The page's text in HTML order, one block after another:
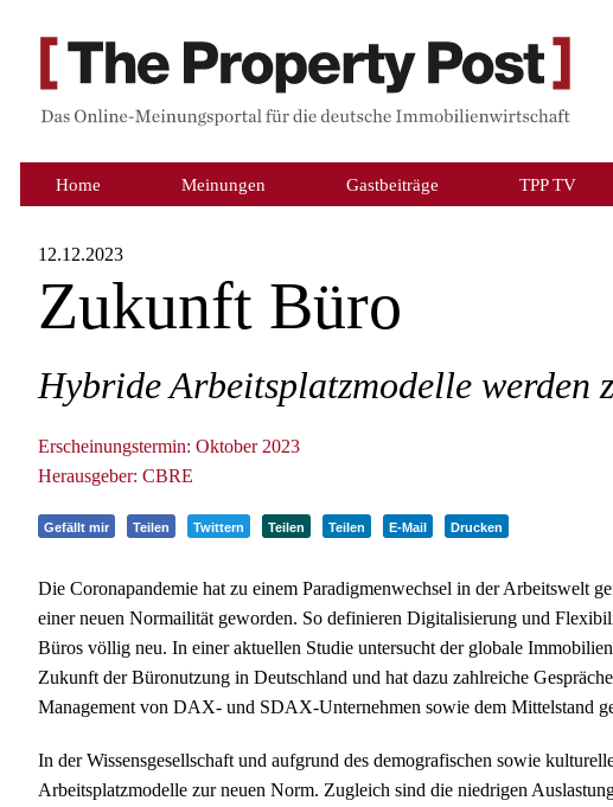
Home Meinungen Gastbeiträge TPP TV
12.12.2023
Zukunft Büro
Hybride Arbeitsplatzmodelle werden
Erscheinungstermin: Oktober 2023
Herausgeber: CBRE
Gefällt mir Teilen Twittern Teilen Teilen E-Mail Drucken
Die Coronapandemie hat zu einem Paradigmenwechsel in der Arbeitswelt
einer neuen Normailität geworden. So definieren Digitalisierung und
Büros völlig neu. In einer aktuellen Studie untersucht der globale
Zukunft der Büronutzung in Deutschland und hat dazu zahlreiche
Management von DAX- und SDAX-Unternehmen sowie dem Mittelstand
In der Wissensgesellschaft und aufgrund des demografischen sowie
Arbeitsplatzmodelle zur neuen Norm. Zugleich sind die niedrigen